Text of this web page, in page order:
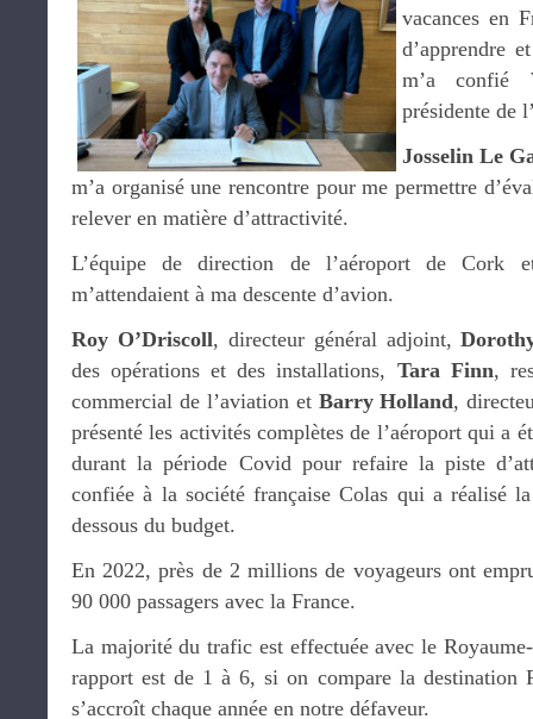
vacances en
d’apprendre
m’a confié
présidente de
Josselin Le
m’a organisé une rencontre pour me permettre
relever en matière d’attractivité.
L’équipe de direction de l’aéroport de Cork
m’attendaient à ma descente d’avion.
Roy O’Driscoll, directeur général adjoint,
des opérations et des installations, Tara Finn,
commercial de l’aviation et Barry Holland,
présenté les activités complètes de l’aéroport qui a
durant la période Covid pour refaire la piste
confiée à la société française Colas qui a réalisé
dessous du budget.
En 2022, près de 2 millions de voyageurs ont
90 000 passagers avec la France.
La majorité du trafic est effectuée avec le
rapport est de 1 à 6, si on compare la destination
s’accroît chaque année en notre défaveur.